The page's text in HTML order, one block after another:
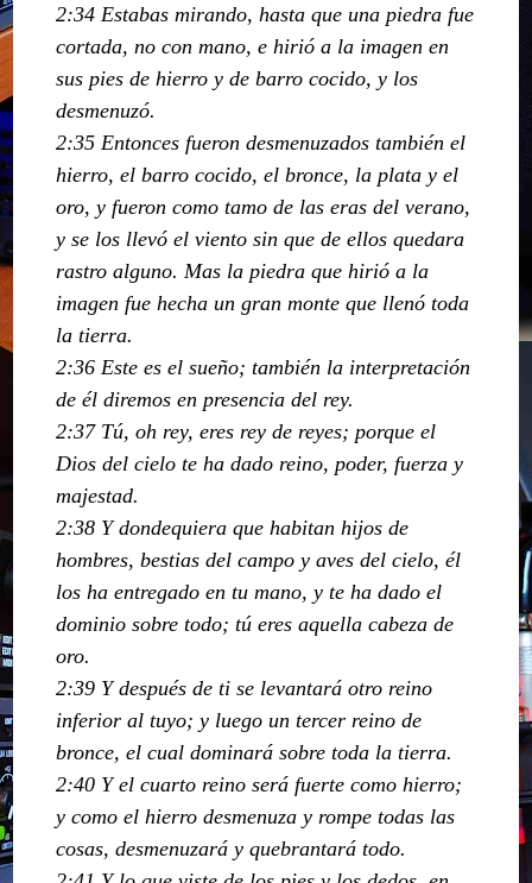
2:34 Estabas mirando, hasta que una piedra fue
cortada, no con mano, e hirió a la imagen en
sus pies de hierro y de barro cocido, y los
desmenuzó.
2:35 Entonces fueron desmenuzados también el
hierro, el barro cocido, el bronce, la plata y el
oro, y fueron como tamo de las eras del verano,
y se los llevó el viento sin que de ellos quedara
rastro alguno. Mas la piedra que hirió a la
imagen fue hecha un gran monte que llenó toda
la tierra.
2:36 Este es el sueño; también la interpretación
de él diremos en presencia del rey.
2:37 Tú, oh rey, eres rey de reyes; porque el
Dios del cielo te ha dado reino, poder, fuerza y
majestad.
2:38 Y dondequiera que habitan hijos de
hombres, bestias del campo y aves del cielo, él
los ha entregado en tu mano, y te ha dado el
dominio sobre todo; tú eres aquella cabeza de
oro.
2:39 Y después de ti se levantará otro reino
inferior al tuyo; y luego un tercer reino de
bronce, el cual dominará sobre toda la tierra.
2:40 Y el cuarto reino será fuerte como hierro;
y como el hierro desmenuza y rompe todas las
cosas, desmenuzará y quebrantará todo.